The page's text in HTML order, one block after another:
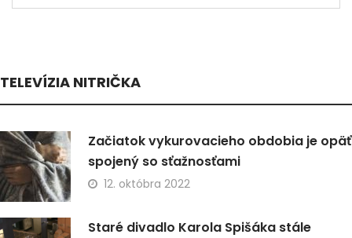
TELEVÍZIA NITRIČKA
Začiatok vykurovacieho obdobia je opäť
spojený so sťažnosťami
12. októbra 2022
Staré divadlo Karola Spišáka stále